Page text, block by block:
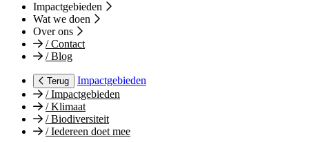
Impactgebieden
Wat we doen
Over ons
/Contact
/Blog
Terug
Impactgebieden
/Impactgebieden
/Klimaat
/Biodiversiteit
/Iedereen doet mee